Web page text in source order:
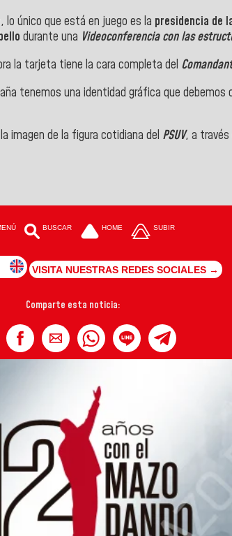
único que está en juego es la presidencia de
durante una Videoconferencia con las
la tarjeta tiene la cara completa del
tenemos una identidad gráfica que
imagen de la figura cotidiana del PSUV, a través
BUSCAR HOME SUBIR
VISITA NUESTRAS REDES SOCIALES →
Comparte esta noticia: